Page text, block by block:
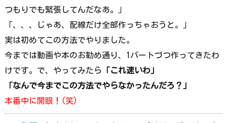
つもりでも緊張してんだなあ。」
「、、、じゃあ、配線だけ全部作っちゃおうと。」
実は初めてこの方法でやりました。
今までは動画や本のお勧め通り、1パートづつ作ってきたわ
けです。で、やってみたら 「これ速いわ」
「なんで今までこの方法でやらなかったんだろ？」
本番中に開眼！(笑)